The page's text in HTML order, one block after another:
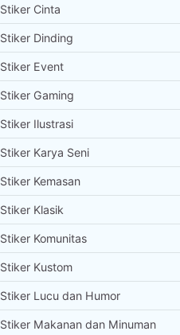
Stiker Cinta
Stiker Dinding
Stiker Event
Stiker Gaming
Stiker Ilustrasi
Stiker Karya Seni
Stiker Kemasan
Stiker Klasik
Stiker Komunitas
Stiker Kustom
Stiker Lucu dan Humor
Stiker Makanan dan Minuman